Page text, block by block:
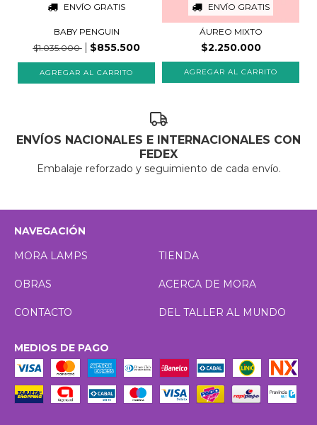
ENVÍO GRATIS
BABY PENGUIN
$1.035.000
$855.500
ENVÍO GRATIS
ÁUREO MIXTO
$2.250.000
ENVÍOS NACIONALES E INTERNACIONALES CON
FEDEX
Embalaje reforzado y seguimiento de cada envío.
NAVEGACIÓN
MORA LAMPS
TIENDA
OBRAS ACERCA DE MORA
CONTACTO DEL TALLER AL MUNDO
MEDIOS DE PAGO